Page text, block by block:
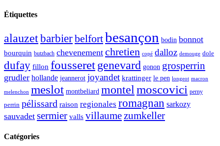
Étiquettes
alauzetbarbierbelfortbesançon bodin bonnot
bourquin butzbach chevenement chretien copé dalloz demouge dole
dufay fillon fousseretgenevard gonon grosperrin
grudler hollande jeannerot joyandet krattinger le pen longeot macron
melenchon meslot montbeliard montel moscovici perny
perrin pélissard raison regionales romagnan sarkozy
sauvadet sermier valls villaumezumkeller
Catégories